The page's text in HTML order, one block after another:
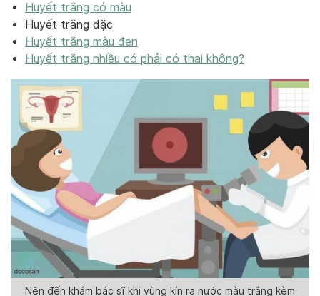
Huyết trắng có màu
Huyết trắng đặc
Huyết trắng màu đen
Huyết trắng nhiều có phải có thai không?
Nên đến khám bác sĩ khi vùng kín ra nước màu trắng kèm